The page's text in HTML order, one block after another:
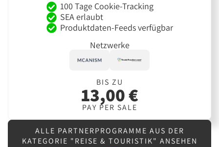
100 Tage Cookie-Tracking
SEA erlaubt
Produktdaten-Feeds verfügbar
Netzwerke
BIS ZU
13,00 €
PAY PER SALE
ALLE PARTNERPROGRAMME AUS DER
KATEGORIE "REISE & TOURISTIK" ANSEHEN